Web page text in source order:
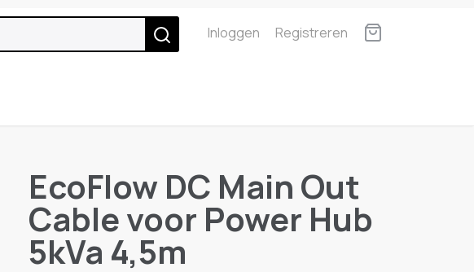
Inloggen Registreren
EcoFlow DC Main Out
Cable voor Power Hub
5kVa 4,5m